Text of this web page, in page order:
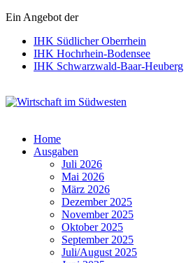
Ein Angebot der
IHK Südlicher Oberrhein
IHK Hochrhein-Bodensee
IHK Schwarzwald-Baar-Heuberg
Home
Ausgaben
Juli 2026
Mai 2026
März 2026
Dezember 2025
November 2025
Oktober 2025
September 2025
Juli/August 2025